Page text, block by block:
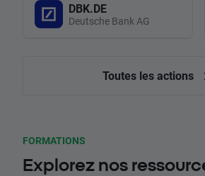
DBK.DE
Deutsche Bank AG
Toutes les actions
FORMATIONS
Explorez nos